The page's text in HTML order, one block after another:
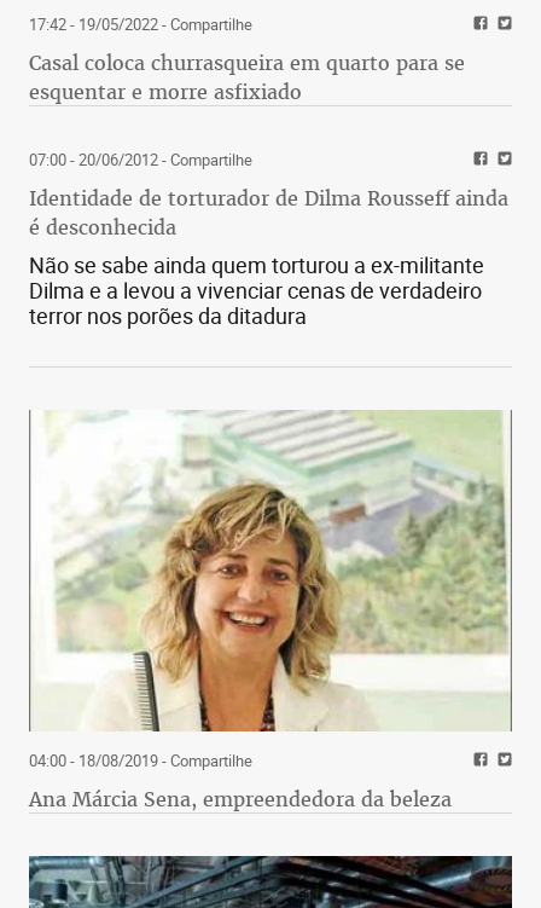
17:42 - 19/05/2022- Compartilhe
Casal coloca churrasqueira em quarto para se
esquentar e morre asfixiado
07:00 - 20/06/2012- Compartilhe
Identidade de torturador de Dilma Rousseff ainda
é desconhecida
Não se sabe ainda quem torturou a ex-militante
Dilma e a levou a vivenciar cenas de verdadeiro
terror nos porões da ditadura
04:00 - 18/08/2019- Compartilhe
Ana Márcia Sena, empreendedora da beleza